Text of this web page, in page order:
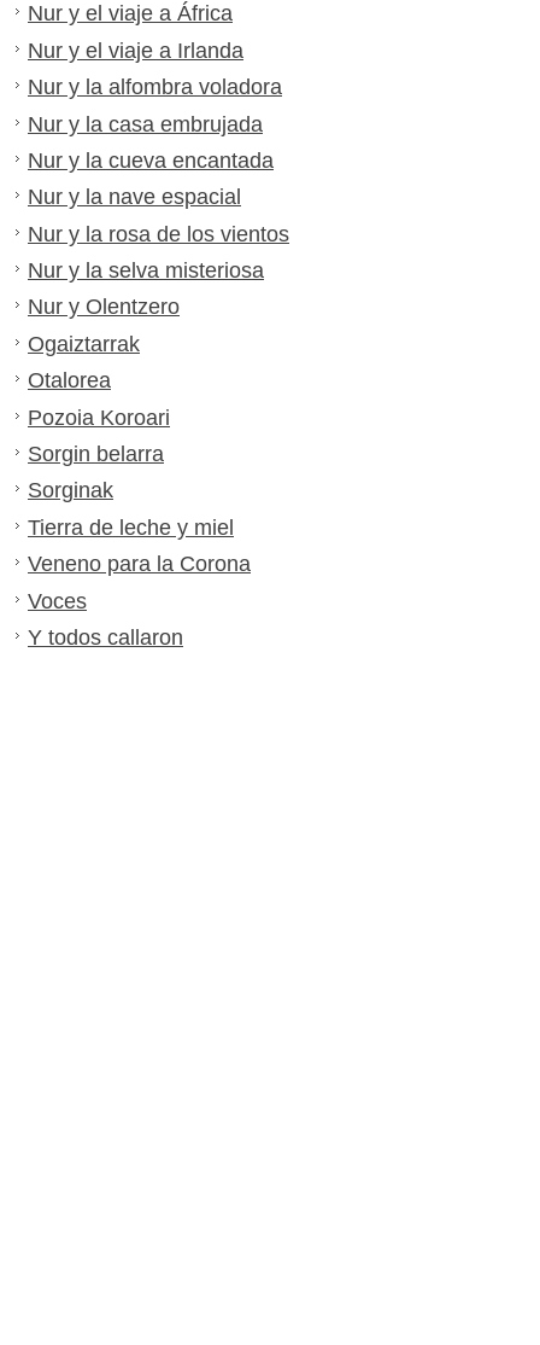
Nur y el viaje a África
Nur y el viaje a Irlanda
Nur y la alfombra voladora
Nur y la casa embrujada
Nur y la cueva encantada
Nur y la nave espacial
Nur y la rosa de los vientos
Nur y la selva misteriosa
Nur y Olentzero
Ogaiztarrak
Otalorea
Pozoia Koroari
Sorgin belarra
Sorginak
Tierra de leche y miel
Veneno para la Corona
Voces
Y todos callaron